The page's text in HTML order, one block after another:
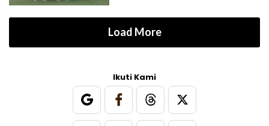
Load More
Ikuti Kami